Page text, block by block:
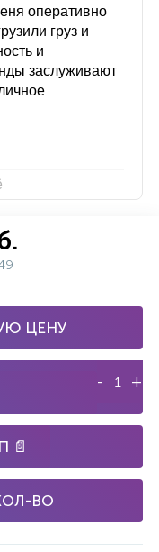
оперативно
груз и
и
заслуживают
ЦЕНУ
- +
📄
ВО